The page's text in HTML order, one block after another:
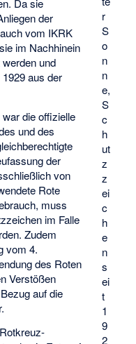
r
S
o
n
n
e,
S
c
h
ut
z
z
ei
c
h
e
n
s
ei
t
1
9
2
Da sie
der
vom IKRK
im Nachhinein
und
aus der
die offizielle
und des
der
von
Rote
muss
im Falle
Zudem
vom 4.
des Roten
Verstößen
auf die